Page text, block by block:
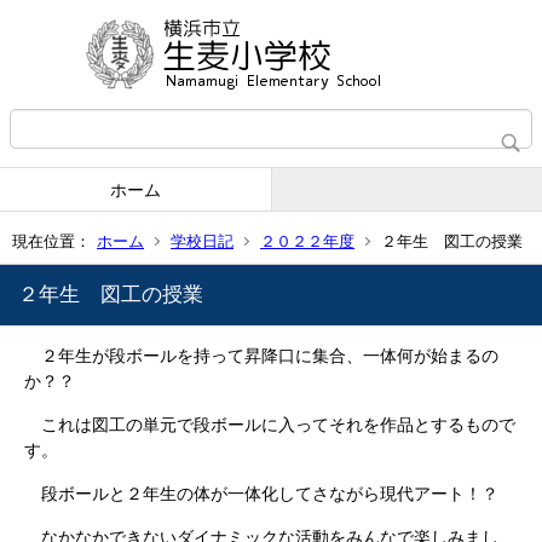
ホーム
現在位置： ホーム 学校日記 ２０２２年度 ２年生 図工の授業
２年生 図工の授業
２年生が段ボールを持って昇降口に集合、一体何が始まるの
か？？
これは図工の単元で段ボールに入ってそれを作品とするもので
す。
段ボールと２年生の体が一体化してさながら現代アート！？
なかなかできないダイナミックな活動をみんなで楽しみまし